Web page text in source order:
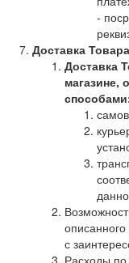
-
Доставка Товара
Доставка
магазине,
с
Расходы по